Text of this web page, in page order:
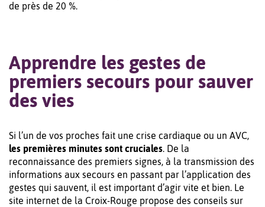
de près de 20 %.
Apprendre les gestes de
premiers secours pour sauver
des vies
Si l’un de vos proches fait une crise cardiaque ou un AVC,
les premières minutes sont cruciales. De la
reconnaissance des premiers signes, à la transmission des
informations aux secours en passant par l’application des
gestes qui sauvent, il est important d’agir vite et bien. Le
site internet de la Croix-Rouge propose des conseils sur